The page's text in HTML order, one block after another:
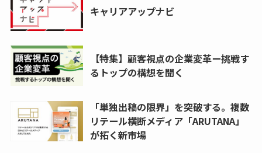
キャリアアップナビ
【特集】顧客視点の企業変革ー挑戦す
るトップの構想を聞く
「単独出稿の限界」を突破する。複数
リテール横断メディア「ARUTANA」
が拓く新市場